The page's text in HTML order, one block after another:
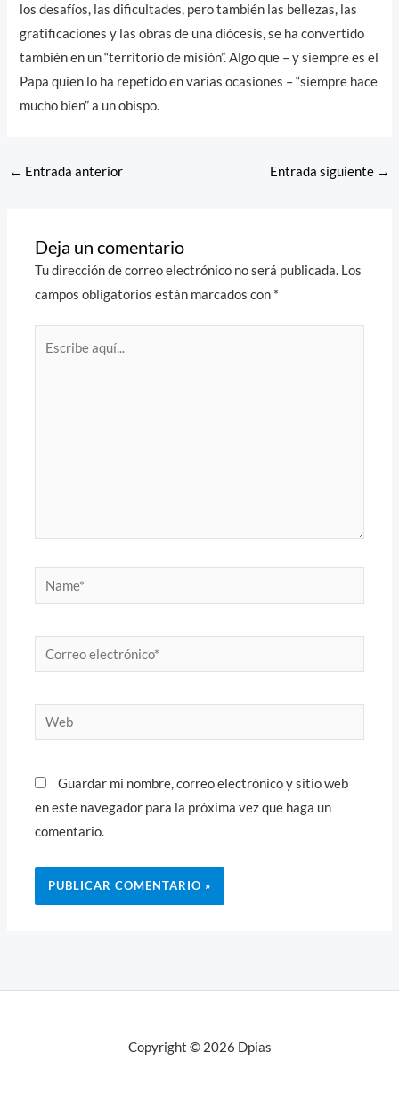
los desafíos, las dificultades, pero también las bellezas, las
gratificaciones y las obras de una diócesis, se ha convertido
también en un “territorio de misión”. Algo que – y siempre es el
Papa quien lo ha repetido en varias ocasiones – “siempre hace
mucho bien” a un obispo.
← Entrada anterior Entrada siguiente →
Deja un comentario
Tu dirección de correo electrónico no será publicada. Los
campos obligatorios están marcados con *
Name*
Correo
electrónico*
Web
Guardar mi nombre, correo electrónico y sitio web
en este navegador para la próxima vez que haga un
comentario.
Copyright © 2026 Dpias